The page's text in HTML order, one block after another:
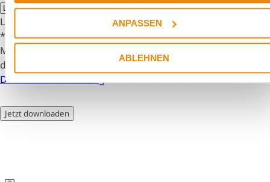
ANPASSEN
ABLEHNEN
Land
* Pflichtfelder
Mit dem Absenden erklären Sie sich damit einverstanden,
dass wir Ihre Daten gemäß unserer
Datenschutzerklärungverarbeiten dürfen.
Jetzt downloaden